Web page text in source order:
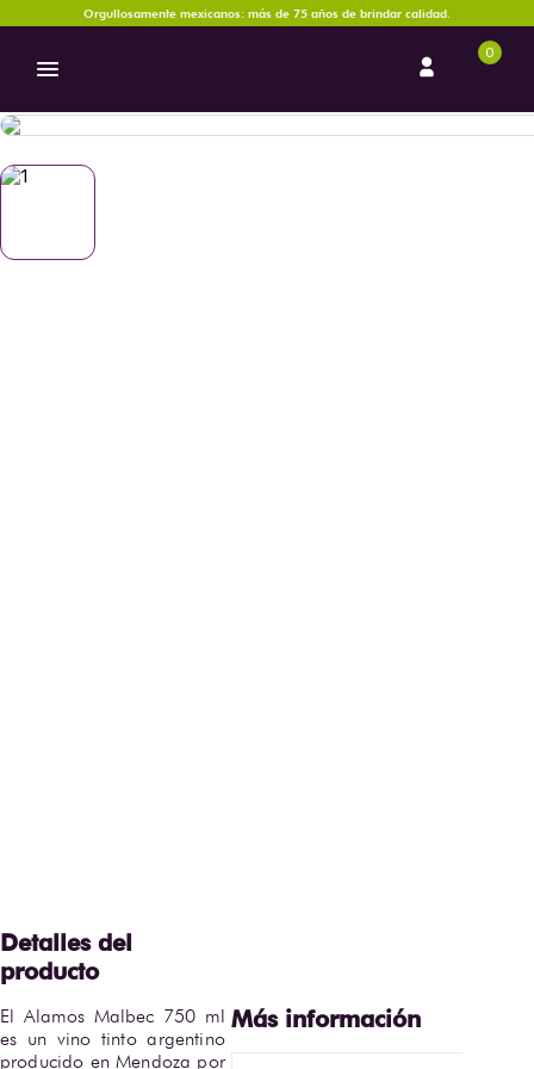
Orgullosamente mexicanos: más de 75 años de brindar calidad.
0
El Alamos Malbec 750 ml
es un vino tinto argentino
producido en Mendoza por